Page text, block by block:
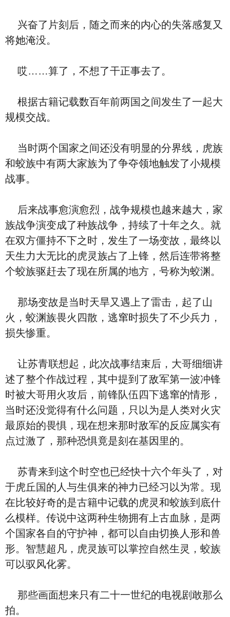
兴奋了片刻后，随之而来的内心的失落感复又
将她淹没。
哎……算了，不想了干正事去了。
根据古籍记载数百年前两国之间发生了一起大
规模交战。
当时两个国家之间还没有明显的分界线，虎族
和蛟族中有两大家族为了争夺领地触发了小规模
战事。
后来战事愈演愈烈，战争规模也越来越大，家
族战争演变成了种族战争，持续了十年之久。就
在双方僵持不下之时，发生了一场变故，最终以
天生力大无比的虎灵族占了上锋，然后连带将整
个蛟族驱赶去了现在所属的地方，号称为蛟渊。
那场变故是当时天旱又遇上了雷击，起了山
火，蛟渊族畏火四散，逃窜时损失了不少兵力，
损失惨重。
让苏青联想起，此次战事结束后，大哥细细讲
述了整个作战过程，其中提到了敌军第一波冲锋
时被大哥用火攻后，前锋队伍四下逃窜的情形，
当时还没觉得有什么问题，只以为是人类对火灾
最原始的畏惧，现在想来那时敌军的反应属实有
点过激了，那种恐惧竟是刻在基因里的。
苏青来到这个时空也已经快十六个年头了，对
于虎丘国的人与生俱来的神力已经习以为常。现
在比较好奇的是古籍中记载的虎灵和蛟族到底什
么模样。传说中这两种生物拥有上古血脉，是两
个国家各自的守护神，都可以自由切换人形和兽
形。智慧超凡，虎灵族可以掌控自然生灵，蛟族
可以驭风化雾。
那些画面想来只有二十一世纪的电视剧敢那么
拍。